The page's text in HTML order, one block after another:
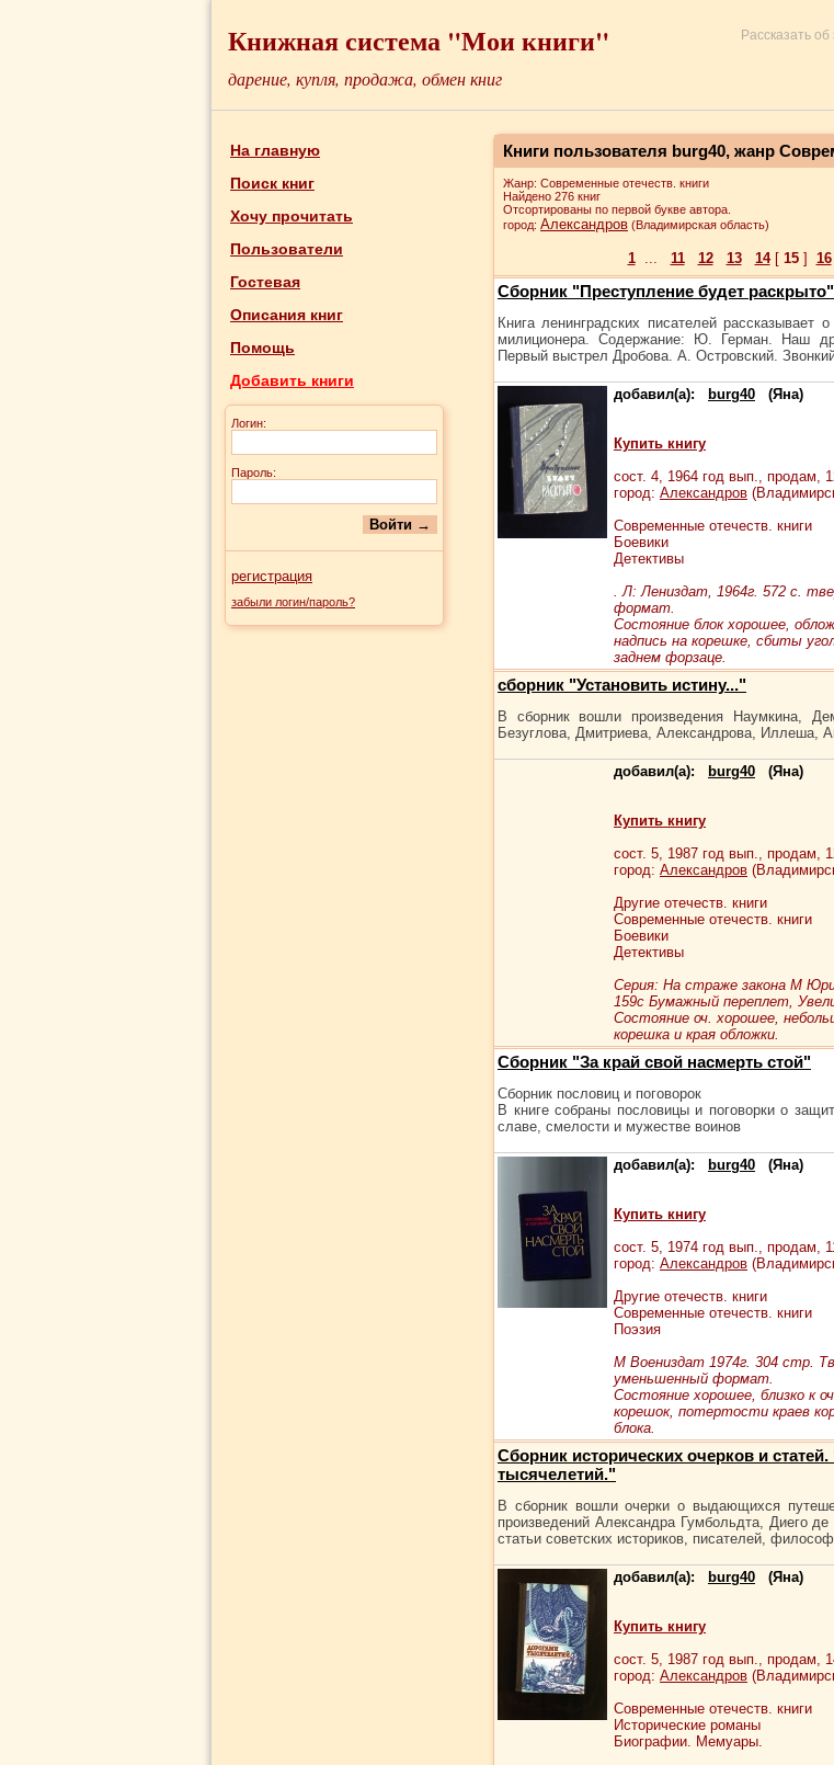
Книжная система "Мои книги" Рассказать
дарение, купля, продажа, обмен книг
На главную
Поиск книг
Хочу прочитать
Пользователи
Гостевая
Описания книг
Помощь
Добавить книги
Логин:
Пароль:
регистрация
забыли логин/пароль?
Книги пользователя burg40, жанр
Жанр: Современные отечеств. книги
Найдено 276 книг
Отсортированы по первой букве автора.
город: Александров (Владимирская область)
1... 11 12 13 14[ 15] 16
Сборник "Преступление будет раскрыто"
Книга ленинградских писателей рассказывает
милиционера. Содержание: Ю. Герман. Наш
Первый выстрел Дробова. А. Островский.
добавил(а): burg40 (Яна)
Купить книгу
сост. 4, 1964 год вып., продам,
город: Александров
Современные отечеств. книги
Боевики
Детективы
. Л: Лениздат, 1964г. 572 с.
формат.
Состояние блок хорошее,
надпись на корешке, сбиты
заднем форзаце.
сборник "Установить истину..."
В сборник вошли произведения Наумкина,
Безуглова, Дмитриева, Александрова, Иллеша,
добавил(а): burg40 (Яна)
Купить книгу
сост. 5, 1987 год вып., продам,
город: Александров
Другие отечеств. книги
Современные отечеств. книги
Боевики
Детективы
Серия: На страже закона М
159с Бумажный переплет,
Состояние оч. хорошее,
корешка и края обложки.
Сборник "За край свой насмерть стой"
Сборник пословиц и поговорок
В книге собраны пословицы и поговорки о
славе, смелости и мужестве воинов
добавил(а): burg40 (Яна)
Купить книгу
сост. 5, 1974 год вып., продам,
город: Александров
Другие отечеств. книги
Современные отечеств. книги
Поэзия
М Воениздат 1974г. 304 стр.
уменьшенный формат.
Состояние хорошее, близко к
корешок, потертости краев
блока.
Сборник исторических очерков и
тысячелетий."
В сборник вошли очерки о выдающихся
произведений Александра Гумбольдта, Диего
статьи советских историков, писателей,
добавил(а): burg40 (Яна)
Купить книгу
сост. 5, 1987 год вып., продам,
город: Александров
Современные отечеств. книги
Исторические романы
Биографии. Мемуары.